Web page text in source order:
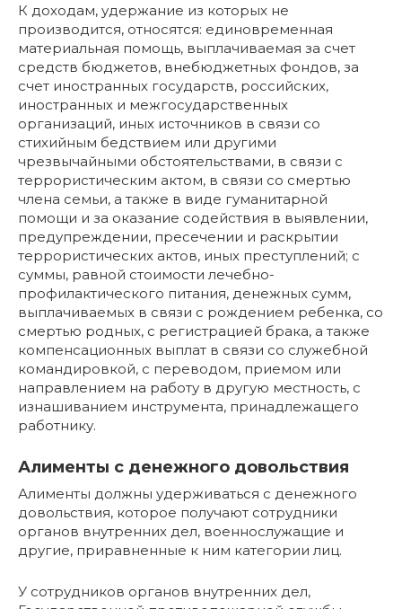
К доходам, удержание из которых не
производится, относятся: единовременная
материальная помощь, выплачиваемая за счет
средств бюджетов, внебюджетных фондов, за
счет иностранных государств, российских,
иностранных и межгосударственных
организаций, иных источников в связи со
стихийным бедствием или другими
чрезвычайными обстоятельствами, в связи с
террористическим актом, в связи со смертью
члена семьи, а также в виде гуманитарной
помощи и за оказание содействия в выявлении,
предупреждении, пресечении и раскрытии
террористических актов, иных преступлений; с
суммы, равной стоимости лечебно-
профилактического питания, денежных сумм,
выплачиваемых в связи с рождением ребенка, со
смертью родных, с регистрацией брака, а также
компенсационных выплат в связи со служебной
командировкой, с переводом, приемом или
направлением на работу в другую местность, с
изнашиванием инструмента, принадлежащего
работнику.
Алименты с денежного довольствия
Алименты должны удерживаться с денежного
довольствия, которое получают сотрудники
органов внутренних дел, военнослужащие и
другие, приравненные к ним категории лиц.
У сотрудников органов внутренних дел,